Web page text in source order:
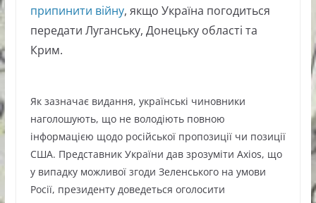
припинити війну, якщо Україна погодиться
передати Луганську, Донецьку області та
Крим.
Як зазначає видання, українські чиновники
наголошують, що не володіють повною
інформацією щодо російської пропозиції чи позиції
США. Представник України дав зрозуміти Axios, що
у випадку можливої згоди Зеленського на умови
Росії, президенту доведеться оголосити